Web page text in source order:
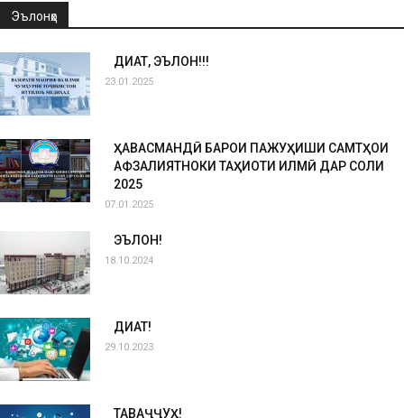
Эълонҳо
ДИҚҚАТ, ЭЪЛОН!!!
23.01.2025
ҲАВАСМАНДӢ БАРОИ ПАЖУҲИШИ САМТҲОИ
АФЗАЛИЯТНОКИ ТАҲҚИҚОТИ ИЛМӢ ДАР СОЛИ
2025
07.01.2025
ЭЪЛОН!
18.10.2024
ДИҚҚАТ!
29.10.2023
ТАВАҶҶУҲ!